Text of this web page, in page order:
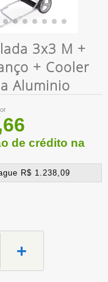
3x3 M +
+ Cooler
Aluminio
de crédito na
R$ 1.238,09
+